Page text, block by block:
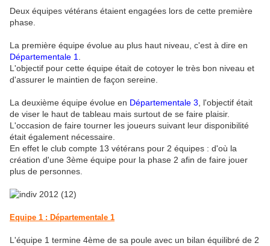
Deux équipes vétérans étaient engagées lors de cette première
phase.
La première équipe évolue au plus haut niveau, c'est à dire en
Départementale 1
L'objectif pour cette équipe était de cotoyer le très bon niveau et
d'assurer le maintien de façon sereine.
La deuxième équipe évolue en Départementale 3 , l'objectif était
de viser le haut de tableau mais surtout de se faire plaisir.
L'occasion de faire tourner les joueurs suivant leur disponibilité
était également nécessaire.
En effet le club compte 13 vétérans pour 2 équipes : d'où la
création d'une 3ème équipe pour la phase 2 afin de faire jouer
plus de personnes.
Equipe 1 : Départementale 1
L'équipe 1 termine 4ème de sa poule avec un bilan équilibré de 2